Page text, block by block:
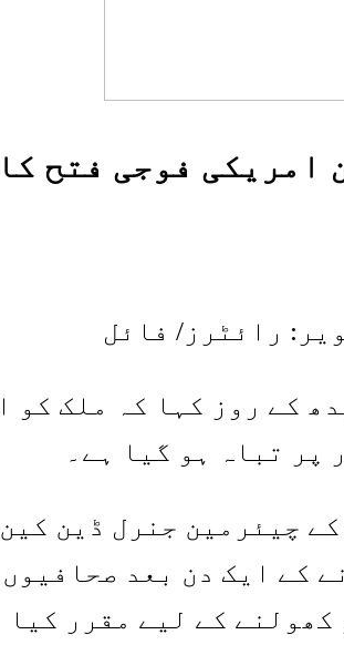
امریکی فوجی فتح
رائٹرز/ فائل
کے روز کہا کہ ملک کو
پر تباہ ہو گیا ہے۔
چیئرمین جنرل ڈین
کے ایک دن بعد
کے لیے مقرر کیا